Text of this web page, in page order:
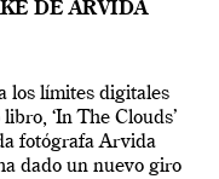
DE ARVIDA
los límites digitales
‘In The Clouds’
fotógrafa Arvida
dado un nuevo giro